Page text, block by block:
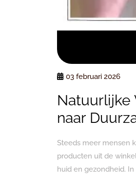
03 februari 2026
Natuurlijke
naar
Steeds meer mensen
producten uit de
huid en gezondheid.